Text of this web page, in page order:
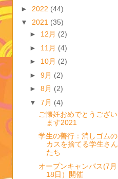
► 2022 (44)
▼ 2021 (35)
► 12月 (2)
► 11月 (4)
► 10月 (2)
► 9月 (2)
► 8月 (2)
▼ 7月 (4)
ご懐妊おめでとうござい
ます2021
学生の善行：消しゴムの
カスを捨てる学生さん
たち
オープンキャンパス(7月
18日）開催